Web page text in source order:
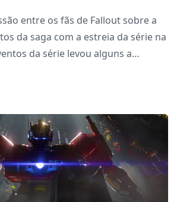
entre os fãs de Fallout sobre a
da saga com a estreia da série na
da série levou alguns a
ser canon (ou seja, p